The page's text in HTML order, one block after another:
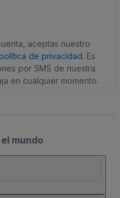
aceptas nuestro
de privacidad. Es
por SMS de nuestra
en cualquier momento.
mundo